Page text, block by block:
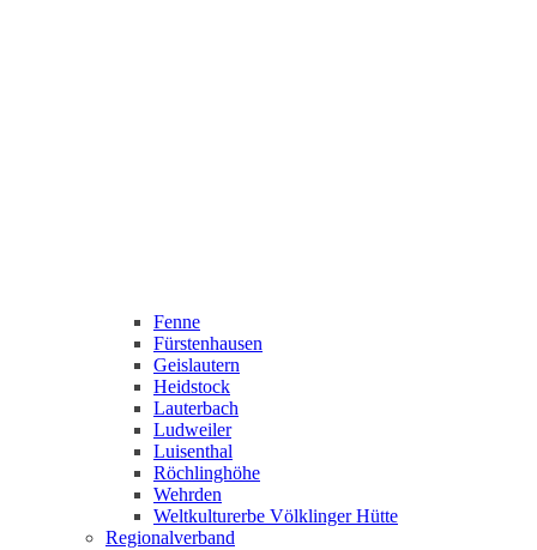
Fenne
Fürstenhausen
Geislautern
Heidstock
Lauterbach
Ludweiler
Luisenthal
Röchlinghöhe
Wehrden
Weltkulturerbe Völklinger Hütte
Regionalverband